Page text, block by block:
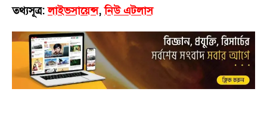
তথ্যসূত্র:লাইভসায়েন্স,নিউ এটলাস